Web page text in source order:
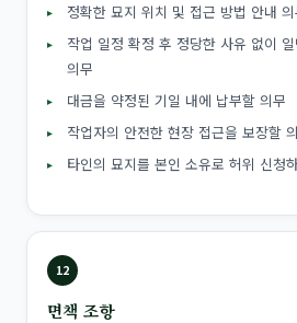
정확한 묘지 위치 및 접근 방법 안내 의
작업 일정 확정 후 정당한 사유 없이
의무
대금을 약정된 기일 내에 납부할 의무
작업자의 안전한 현장 접근을 보장할
타인의 묘지를 본인 소유로 허위 신청
12
면책 조항